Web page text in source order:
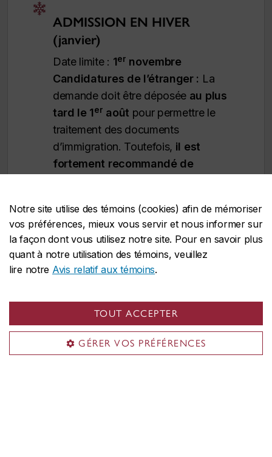
Notre site utilise des témoins (cookies) afin de mémoriser
vos préférences, mieux vous servir et nous informer sur
la façon dont vous utilisez notre site. Pour en savoir plus
quant à notre utilisation des témoins, veuillez
lire notre Avis relatif aux témoins.
TOUT ACCEPTER
GÉRER VOS PRÉFÉRENCES
ADMISSION EN HIVER
(janvier)
Date limite : 1er novembre
Candidatures de l’étranger : La
demande doit être déposée au plus
tard le 1er août pour permettre le
traitement des documents
d’immigration. Toutefois, il est
fortement recommandé de
d’immigration varient d’un pays à
l’autre et un retard pourrait vous
empêcher de commencer vos études
à temps.
L’Université Concordia se réserve le droit
de cesser l’admission à un programme à
tout moment après la date limite officielle,
et ce, sans préavis.